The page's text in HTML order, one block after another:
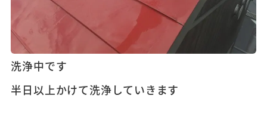
洗浄中です
半日以上かけて洗浄していきます